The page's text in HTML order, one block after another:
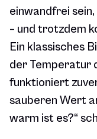
einwandfrei
– und trotzdem
Ein klassisches
der Temperatur
funktioniert
sauberen Wert
warm ist es?“